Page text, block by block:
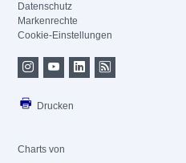
Datenschutz
Markenrechte
Cookie-Einstellungen
Drucken
Charts von